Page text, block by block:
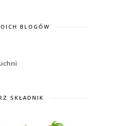
BLOGÓW
SKŁADNIK